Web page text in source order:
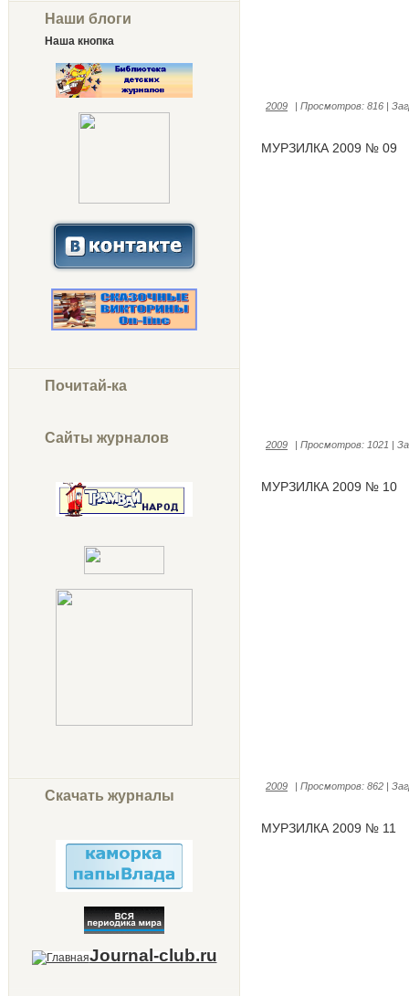
Наши блоги
Наша кнопка
Почитай-ка
Сайты журналов
Скачать журналы
Journal-club.ru
2009 | Просмотров: 816 |
МУРЗИЛКА 2009 № 09
2009 | Просмотров: 1021 |
МУРЗИЛКА 2009 № 10
2009 | Просмотров: 862 |
МУРЗИЛКА 2009 № 11